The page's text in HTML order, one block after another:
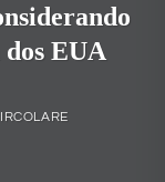
EUA